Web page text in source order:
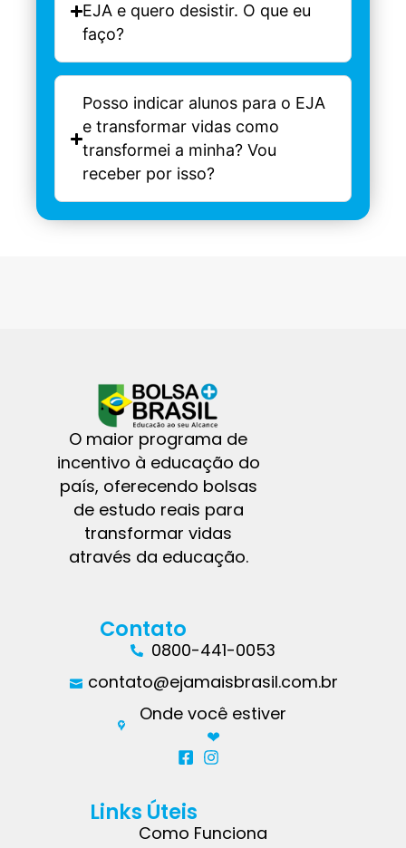
EJA e quero desistir. O que eu
faço?
Posso indicar alunos para o EJA
e transformar vidas como
transformei a minha? Vou
receber por isso?
O maior programa de
incentivo à educação do
país, oferecendo bolsas
de estudo reais para
transformar vidas
através da educação.
Contato
0800-441-0053
contato@ejamaisbrasil.com.br
Onde você estiver
❤︎
Links Úteis
Como Funciona